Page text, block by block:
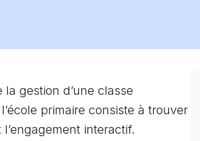
gestion d’une classe
primaire consiste à trouver
interactif.